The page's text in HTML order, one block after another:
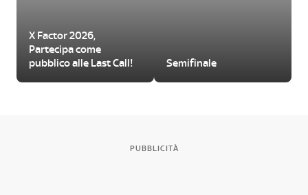
X Factor 2026,
Partecipa come
pubblico alle Last Call!
Semifinale
PUBBLICITÀ